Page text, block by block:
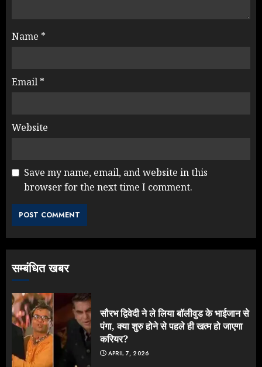
Name *
Email *
Website
Save my name, email, and website in this
browser for the next time I comment.
सम्बंधित खबर
सौरभ द्विवेदी ने ले लिया बॉलीवुड के भाईजान से
पंगा, क्या शुरु होने से पहले ही खत्म हो जाएगा
करियर?
APRIL 7, 2026
Yogi Government ने विज्ञापनों पर
4
JULY 26, 2026